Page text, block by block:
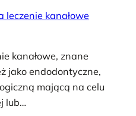
leczenie kanałowe
kanałowe, znane
jako endodontyczne,
mającą na celu
lub…